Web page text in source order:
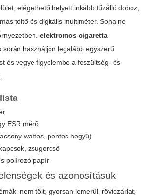
elégethető helyett inkább tűzálló doboz,
töltő és digitális multiméter. Soha ne
elektromos cigaretta
során használjon legalább egyszerű
és vegye figyelembe a feszültség- és
ESR mérő
wattos, pontos hegyű)
zsugorcső
polírozó papír
és azonosításuk
nem tölt, gyorsan lemerül, rövidzárlat,